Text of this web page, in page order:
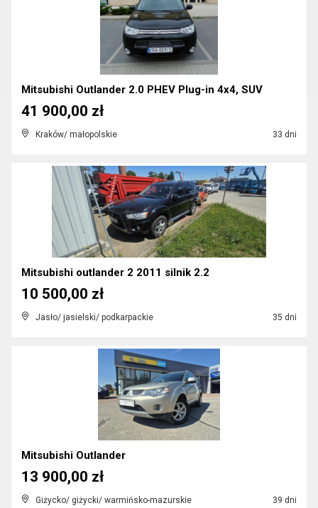
Mitsubishi Outlander 2.0 PHEV Plug-in 4x4, SUV
Kraków/ małopolskie 33 dni
41 900,00 zł
Mitsubishi outlander 2 2011 silnik 2.2
Jasło/ jasielski/ podkarpackie 35 dni
10 500,00 zł
Mitsubishi Outlander
Giżycko/ giżycki/ warmińsko-mazurskie 39 dni
13 900,00 zł